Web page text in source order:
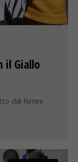
il Giallo
dal Rimini